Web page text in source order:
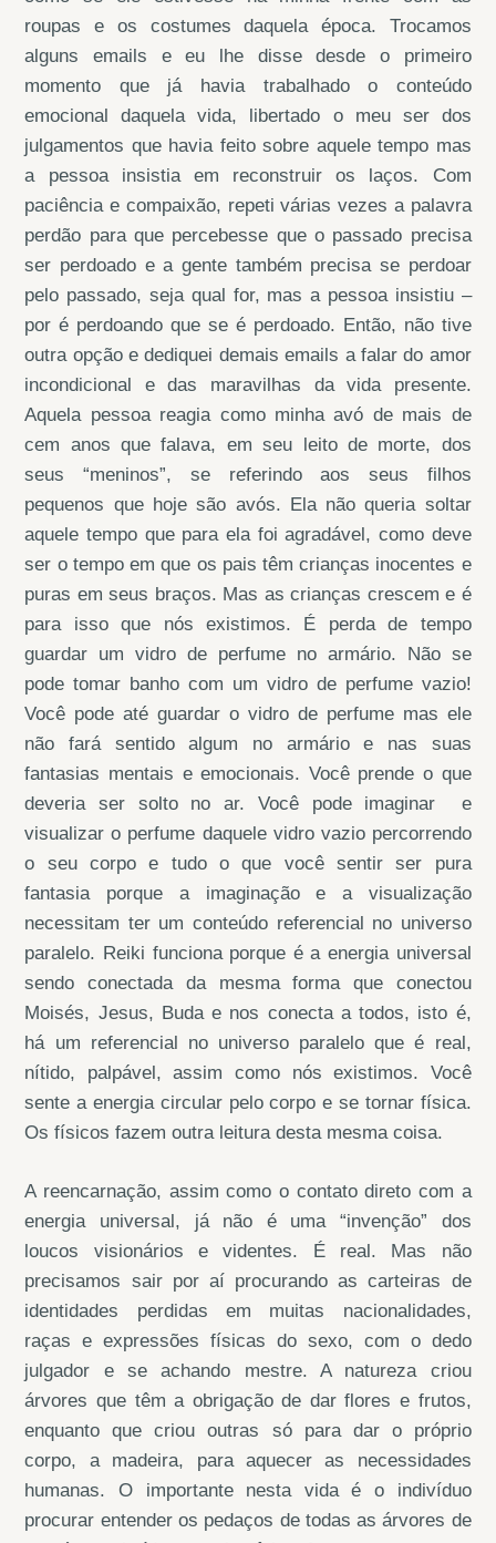
roupas e os costumes daquela época. Trocamos
alguns emails e eu lhe disse desde o primeiro
momento que já havia trabalhado o conteúdo
emocional daquela vida, libertado o meu ser dos
julgamentos que havia feito sobre aquele tempo mas
a pessoa insistia em reconstruir os laços. Com
paciência e compaixão, repeti várias vezes a palavra
perdão para que percebesse que o passado precisa
ser perdoado e a gente também precisa se perdoar
pelo passado, seja qual for, mas a pessoa insistiu –
por é perdoando que se é perdoado. Então, não tive
outra opção e dediquei demais emails a falar do amor
incondicional e das maravilhas da vida presente.
Aquela pessoa reagia como minha avó de mais de
cem anos que falava, em seu leito de morte, dos
seus “meninos”, se referindo aos seus filhos
pequenos que hoje são avós. Ela não queria soltar
aquele tempo que para ela foi agradável, como deve
ser o tempo em que os pais têm crianças inocentes e
puras em seus braços. Mas as crianças crescem e é
para isso que nós existimos. É perda de tempo
guardar um vidro de perfume no armário. Não se
pode tomar banho com um vidro de perfume vazio!
Você pode até guardar o vidro de perfume mas ele
não fará sentido algum no armário e nas suas
fantasias mentais e emocionais. Você prende o que
deveria ser solto no ar. Você pode imaginar e
visualizar o perfume daquele vidro vazio percorrendo
o seu corpo e tudo o que você sentir ser pura
fantasia porque a imaginação e a visualização
necessitam ter um conteúdo referencial no universo
paralelo. Reiki funciona porque é a energia universal
sendo conectada da mesma forma que conectou
Moisés, Jesus, Buda e nos conecta a todos, isto é,
há um referencial no universo paralelo que é real,
nítido, palpável, assim como nós existimos. Você
sente a energia circular pelo corpo e se tornar física.
Os físicos fazem outra leitura desta mesma coisa.
A reencarnação, assim como o contato direto com a
energia universal, já não é uma “invenção” dos
loucos visionários e videntes. É real. Mas não
precisamos sair por aí procurando as carteiras de
identidades perdidas em muitas nacionalidades,
raças e expressões físicas do sexo, com o dedo
julgador e se achando mestre. A natureza criou
árvores que têm a obrigação de dar flores e frutos,
enquanto que criou outras só para dar o próprio
corpo, a madeira, para aquecer as necessidades
humanas. O importante nesta vida é o indivíduo
procurar entender os pedaços de todas as árvores de